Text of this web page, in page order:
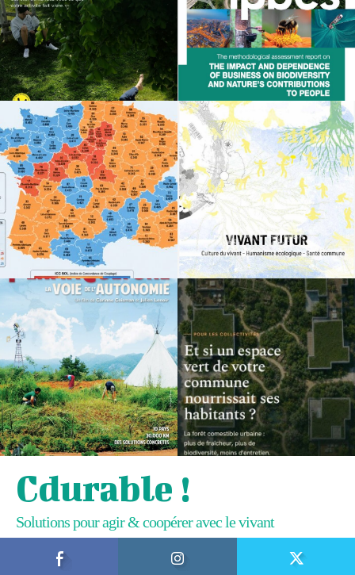
Cdurable !
Solutions pour agir & coopérer avec le vivant